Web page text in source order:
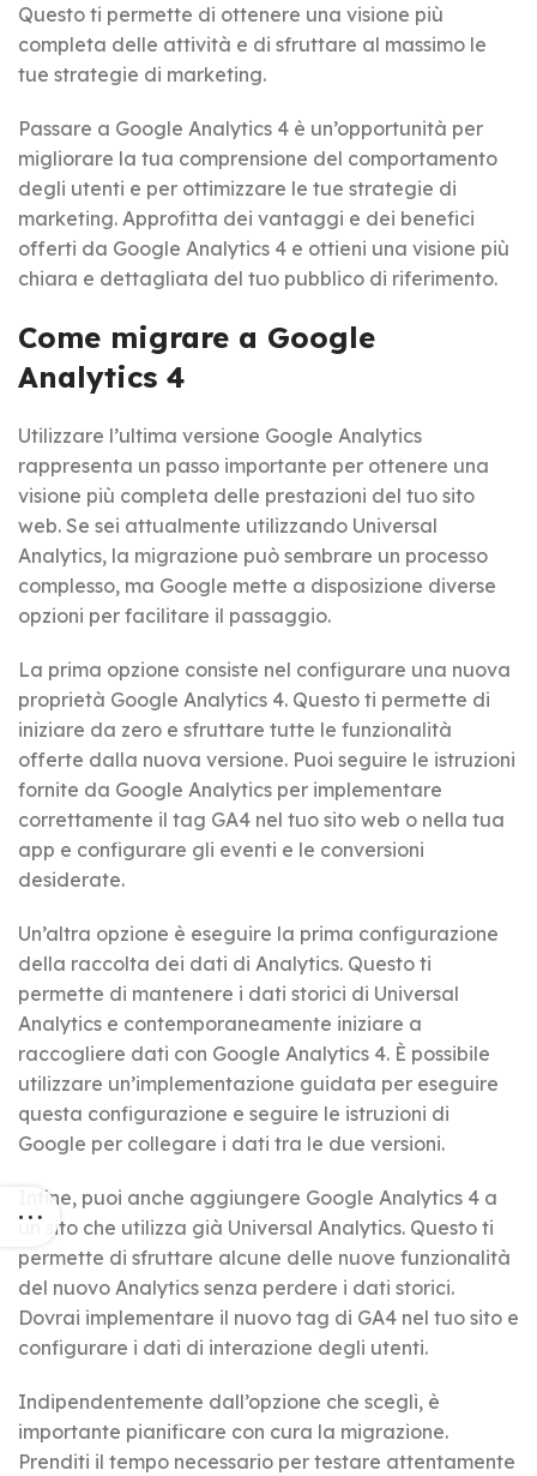
Questo ti permette di ottenere una visione più
completa delle attività e di sfruttare al massimo le
tue strategie di marketing.
Passare a Google Analytics 4 è un’opportunità per
migliorare la tua comprensione del comportamento
degli utenti e per ottimizzare le tue strategie di
marketing. Approfitta dei vantaggi e dei benefici
offerti da Google Analytics 4 e ottieni una visione più
chiara e dettagliata del tuo pubblico di riferimento.
Come migrare a Google
Analytics 4
Utilizzare l’ultima versione Google Analytics
rappresenta un passo importante per ottenere una
visione più completa delle prestazioni del tuo sito
web. Se sei attualmente utilizzando Universal
Analytics, la migrazione può sembrare un processo
complesso, ma Google mette a disposizione diverse
opzioni per facilitare il passaggio.
La prima opzione consiste nel configurare una nuova
proprietà Google Analytics 4. Questo ti permette di
iniziare da zero e sfruttare tutte le funzionalità
offerte dalla nuova versione. Puoi seguire le istruzioni
fornite da Google Analytics per implementare
correttamente il tag GA4 nel tuo sito web o nella tua
app e configurare gli eventi e le conversioni
desiderate.
Un’altra opzione è eseguire la prima configurazione
della raccolta dei dati di Analytics. Questo ti
permette di mantenere i dati storici di Universal
Analytics e contemporaneamente iniziare a
raccogliere dati con Google Analytics 4. È possibile
utilizzare un’implementazione guidata per eseguire
questa configurazione e seguire le istruzioni di
Google per collegare i dati tra le due versioni.
Infine, puoi anche aggiungere Google Analytics 4 a
un sito che utilizza già Universal Analytics. Questo ti
permette di sfruttare alcune delle nuove funzionalità
del nuovo Analytics senza perdere i dati storici.
Dovrai implementare il nuovo tag di GA4 nel tuo sito e
configurare i dati di interazione degli utenti.
Indipendentemente dall’opzione che scegli, è
importante pianificare con cura la migrazione.
Prenditi il tempo necessario per testare attentamente